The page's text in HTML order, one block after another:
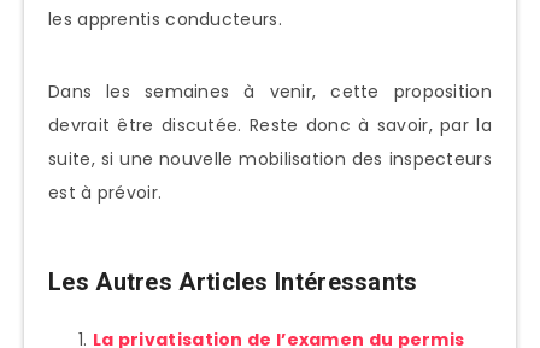
les apprentis conducteurs.
Dans les semaines à venir, cette proposition
devrait être discutée. Reste donc à savoir, par la
suite, si une nouvelle mobilisation des inspecteurs
est à prévoir.
Les Autres Articles Intéressants
La privatisation de l’examen du permis